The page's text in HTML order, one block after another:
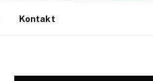
Kontakt